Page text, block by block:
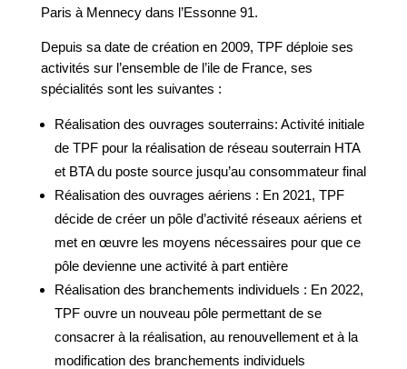
Paris à Mennecy dans l’Essonne 91.
Depuis sa date de création en 2009, TPF déploie ses
activités sur l’ensemble de l’ile de France, ses
spécialités sont les suivantes :
Réalisation des ouvrages souterrains: Activité initiale
de TPF pour la réalisation de réseau souterrain HTA
et BTA du poste source jusqu’au consommateur final
Réalisation des ouvrages aériens : En 2021, TPF
décide de créer un pôle d’activité réseaux aériens et
met en œuvre les moyens nécessaires pour que ce
pôle devienne une activité à part entière
Réalisation des branchements individuels : En 2022,
TPF ouvre un nouveau pôle permettant de se
consacrer à la réalisation, au renouvellement et à la
modification des branchements individuels